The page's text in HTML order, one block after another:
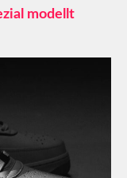
modellt